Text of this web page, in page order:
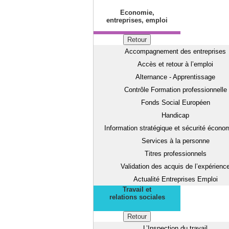
Economie,
entreprises, emploi
Retour
Accompagnement des entreprises
Accès et retour à l’emploi
Alternance - Apprentissage
Contrôle Formation professionnelle
Fonds Social Européen
Handicap
Information stratégique et sécurité
Services à la personne
Titres professionnels
Validation des acquis de
Actualité Entreprises Emploi
Travail et
relations sociales
Retour